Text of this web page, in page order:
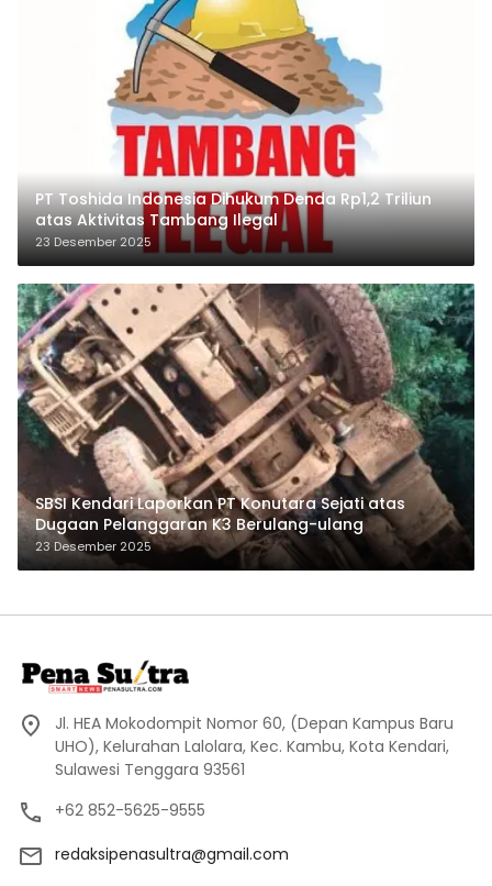
PT Toshida Indonesia Dihukum Denda Rp1,2 Triliun
atas Aktivitas Tambang Ilegal
23 Desember 2025
SBSI Kendari Laporkan PT Konutara Sejati atas
Dugaan Pelanggaran K3 Berulang-ulang
23 Desember 2025
Jl. HEA Mokodompit Nomor 60, (Depan Kampus Baru
UHO), Kelurahan Lalolara, Kec. Kambu, Kota Kendari,
Sulawesi Tenggara 93561
+62 852-5625-9555
redaksipenasultra@gmail.com